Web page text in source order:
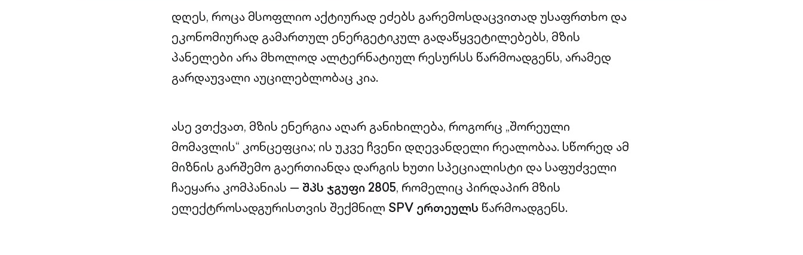
დღეს, როცა მსოფლიო აქტიურად ეძებს გარემოსდაცვითად უსაფრთხო და
ეკონომიურად გამართულ ენერგეტიკულ გადაწყვეტილებებს, მზის
პანელები არა მხოლოდ ალტერნატიულ რესურსს წარმოადგენს, არამედ
გარდაუვალი აუცილებლობაც კია.
ასე ვთქვათ, მზის ენერგია აღარ განიხილება, როგორც „შორეული
მომავლის“ კონცეფცია; ის უკვე ჩვენი დღევანდელი რეალობაა. სწორედ ამ
მიზნის გარშემო გაერთიანდა დარგის ხუთი სპეციალისტი და საფუძველი
ჩაეყარა კომპანიას — შპს ჯგუფი 2805, რომელიც პირდაპირ მზის
ელექტროსადგურისთვის შექმნილ SPV ერთეულს წარმოადგენს.